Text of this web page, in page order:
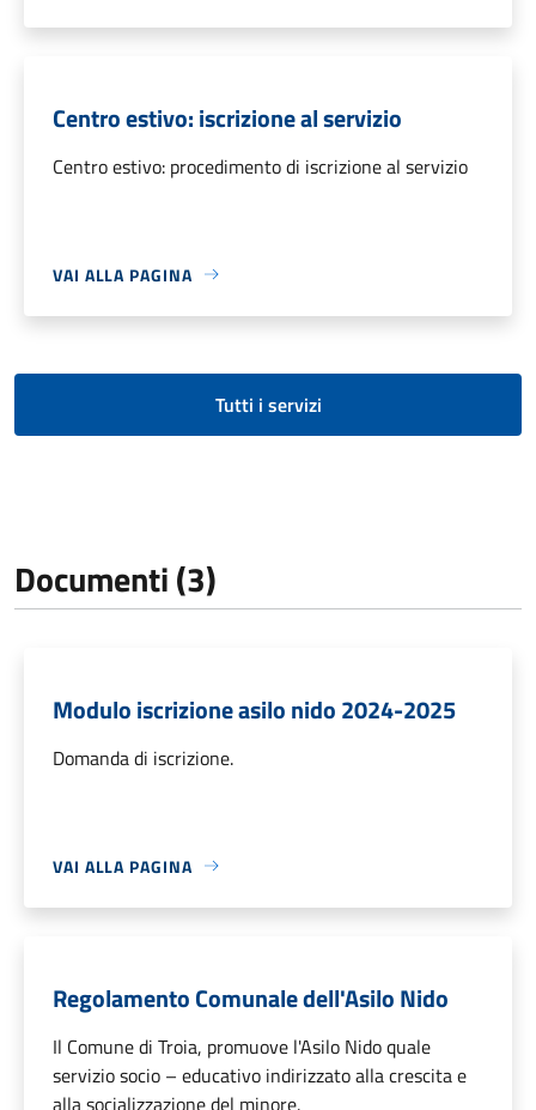
Centro estivo: iscrizione al servizio
Centro estivo: procedimento di iscrizione al servizio
VAI ALLA PAGINA
Tutti i servizi
Documenti (3)
Modulo iscrizione asilo nido 2024-2025
Domanda di iscrizione.
VAI ALLA PAGINA
Regolamento Comunale dell'Asilo Nido
Il Comune di Troia, promuove l'Asilo Nido quale
servizio socio – educativo indirizzato alla crescita e
alla socializzazione del minore.